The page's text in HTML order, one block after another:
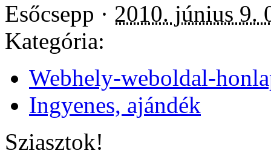
Esőcsepp · 2010. június 9.
Kategória:
Webhely-weboldal-
Ingyenes, ajándék
Sziasztok!